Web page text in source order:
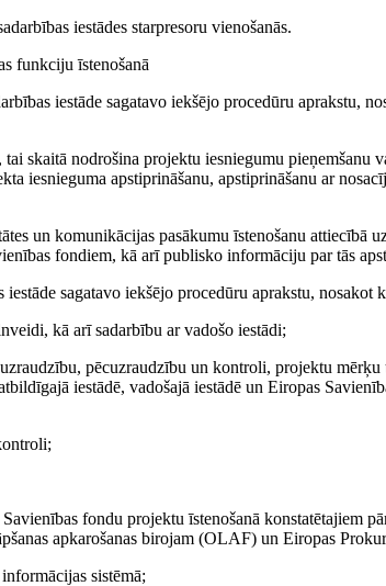
iestādes starpresoru vienošanās.
funkciju īstenošanā
iestāde sagatavo iekšējo procedūru aprakstu,
skaitā nodrošina projektu iesniegumu pieņemšanu
iesnieguma apstiprināšanu, apstiprināšanu ar
un komunikācijas pasākumu īstenošanu attiecībā
fondiem, kā arī publisko informāciju par tās
sagatavo iekšējo procedūru aprakstu, nosakot
kā arī sadarbību ar vadošo iestādi;
pēcuzraudzību un kontroli, projektu mērķu
iestādē, vadošajā iestādē un Eiropas
fondu projektu īstenošanā konstatētajiem
apkarošanas birojam (OLAF) un Eiropas
sistēmā;